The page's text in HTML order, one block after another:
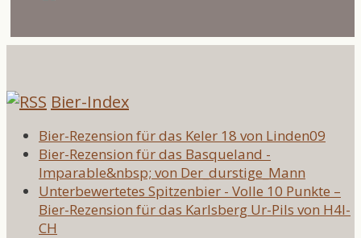
Bier-Index
Bier-Rezension für das Keler 18 von Linden09
Bier-Rezension für das Basqueland -
Imparable&nbsp; von Der_durstige_Mann
Unterbewertetes Spitzenbier - Volle 10 Punkte –
Bier-Rezension für das Karlsberg Ur-Pils von H4l-
CH